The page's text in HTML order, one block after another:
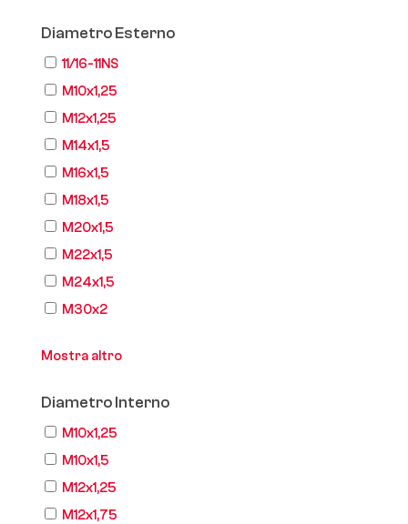
Diametro Esterno
11/16-11NS
M10x1,25
M12x1,25
M14x1,5
M16x1,5
M18x1,5
M20x1,5
M22x1,5
M24x1,5
M30x2
Mostra altro
Diametro Interno
M10x1,25
M10x1,5
M12x1,25
M12x1,75